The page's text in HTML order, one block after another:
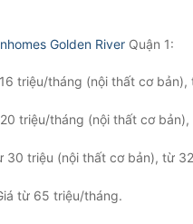
Golden River Quận 1:
triệu/tháng (nội thất cơ
triệu/tháng (nội thất cơ
30 triệu (nội thất cơ bản), từ
từ 65 triệu/tháng.